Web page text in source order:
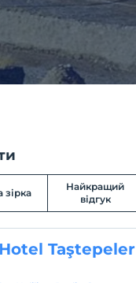
зірка
Найкращий
відгук
Taştepeler